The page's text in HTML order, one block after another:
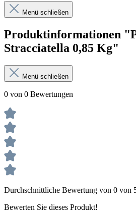
Menü schließen
Produktinformationen
Stracciatella 0,85 Kg"
Menü schließen
0 von 0 Bewertungen
Durchschnittliche Bewertung von 0 von
Bewerten Sie dieses Produkt!